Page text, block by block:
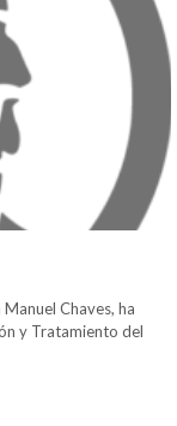
Chaves, ha
y Tratamiento del